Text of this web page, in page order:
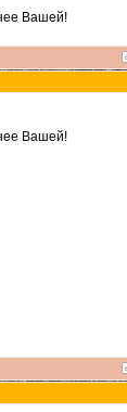
Вашей!
Вашей!